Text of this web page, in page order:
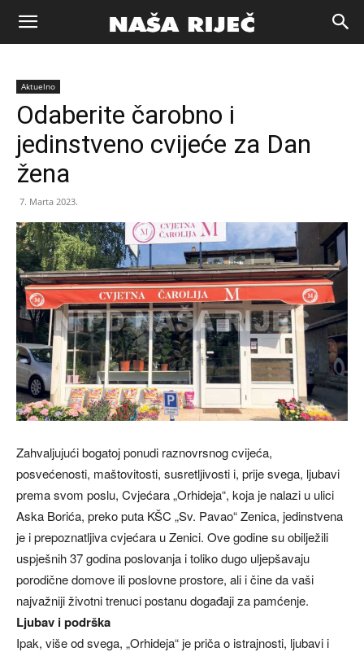
Naša
riječ
Zenica
Aktuelno
Odaberite čarobno i
jedinstveno cvijeće za Dan
žena
7. Marta 2023.
Zahvaljujući bogatoj ponudi raznovrsnog cvijeća,
posvećenosti, maštovitosti, susretljivosti i, prije svega, ljubavi
prema svom poslu, Cvjećara „Orhideja“, koja je nalazi u ulici
Aska Borića, preko puta KŠC „Sv. Pavao“ Zenica, jedinstvena
je i prepoznatljiva cvjećara u Zenici. Ove godine su obilježili
uspješnih 37 godina poslovanja i toliko dugo uljepšavaju
porodične domove ili poslovne prostore, ali i čine da vaši
najvažniji životni trenuci postanu događaji za pamćenje.
Ljubav i podrška
Ipak, više od svega, „Orhideja“ je priča o istrajnosti, ljubavi i